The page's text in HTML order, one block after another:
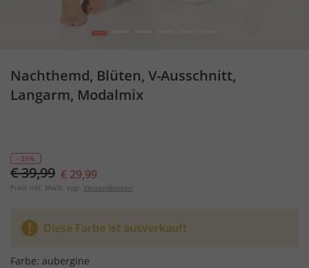
1
Nachthemd, Blüten, V-Ausschnitt,
Langarm, Modalmix
- 25%
€ 39,99 € 29,99
Preis inkl. MwSt. zzgl. Versandkosten
Diese Farbe ist ausverkauft
Farbe: aubergine